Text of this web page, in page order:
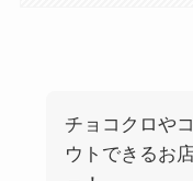
チョコクロや
ウトできるお